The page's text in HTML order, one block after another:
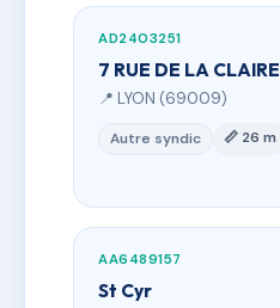
AD2403251
7 RUE DE LA CLAIRE
📍 LYON (69009)
Autre syndic 📏 26 m
AA6489157
St Cyr